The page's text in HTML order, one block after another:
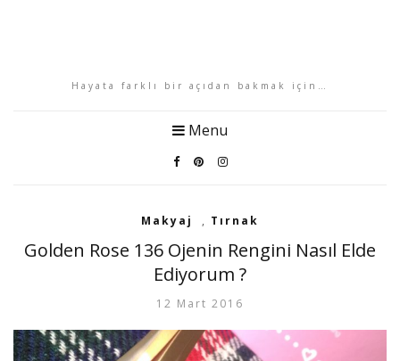
Hayata farklı bir açıdan bakmak için…
Menu
Makyaj , Tırnak
Golden Rose 136 Ojenin Rengini Nasıl Elde
Ediyorum ?
12 Mart 2016